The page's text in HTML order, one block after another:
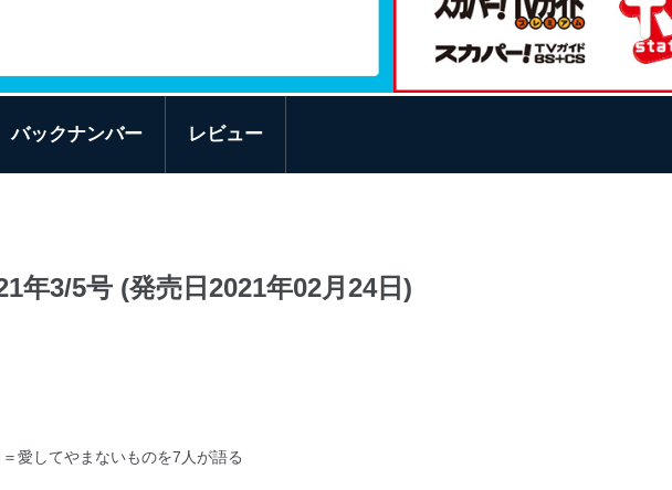
バックナンバー レビュー
年3/5号 (発売日2021年02月24日)
愛してやまないものを7人が語る